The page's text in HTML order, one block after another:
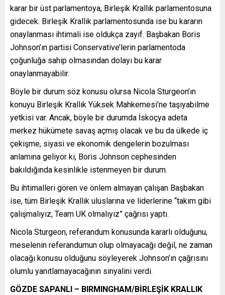
karar bir üst parlamentoya, Birleşik Krallık parlamentosuna
gidecek. Birleşik Krallık parlamentosunda ise bu kararın
onaylanması ihtimali ise oldukça zayıf. Başbakan Boris
Johnson’ın partisi Conservative’lerin parlamentoda
çoğunluğa sahip olmasından dolayı bu karar
onaylanmayabilir.
Böyle bir durum söz konusu olursa Nicola Sturgeon’ın
konuyu Birleşik Krallık Yüksek Mahkemesi’ne taşıyabilme
yetkisi var. Ancak, böyle bir durumda İskoçya adeta
merkez hükümete savaş açmış olacak ve bu da ülkede iç
çekişme, siyasi ve ekonomik dengelerin bozulması
anlamına geliyor ki, Boris Johnson cephesinden
bakıldığında kesinlikle istenmeyen bir durum.
Bu ihtimalleri gören ve önlem almayan çalışan Başbakan
ise, tüm Birleşik Krallık uluslarına ve liderlerine “takım gibi
çalışmalıyız, Team UK olmalıyız” çağrısı yaptı.
Nicola Sturgeon, referandum konusunda kararlı olduğunu,
meselenin referandumun olup olmayacağı değil, ne zaman
olacağı konusu olduğunu söyleyerek Johnson’ın çağrısını
olumlu yanıtlamayacağının sinyalini verdi.
GÖZDE SAPANLI – BIRMINGHAM/BİRLEŞİK KRALLIK